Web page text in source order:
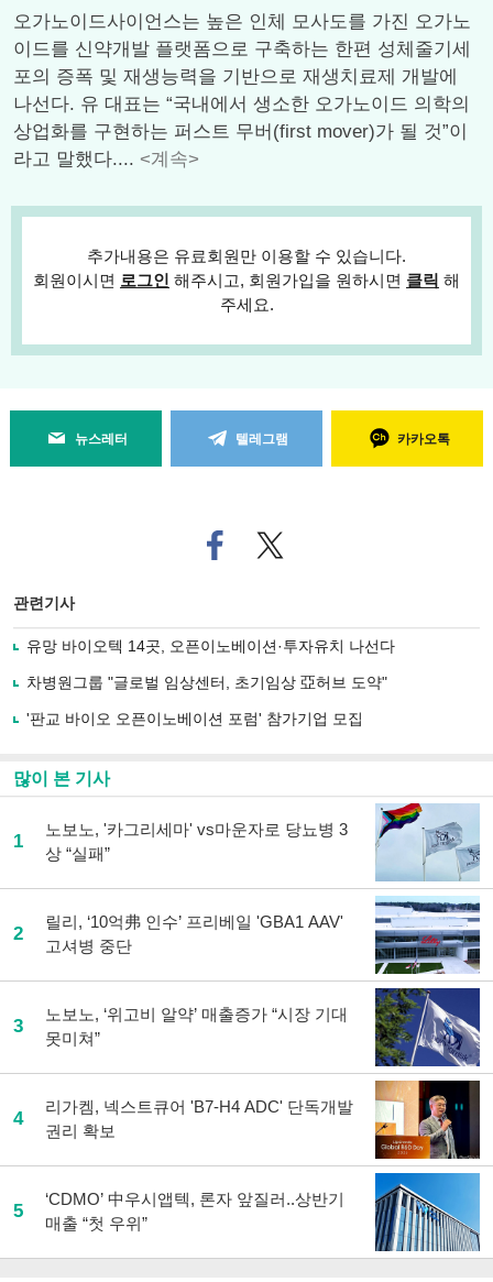
오가노이드사이언스는 높은 인체 모사도를 가진 오가노
이드를 신약개발 플랫폼으로 구축하는 한편 성체줄기세
포의 증폭 및 재생능력을 기반으로 재생치료제 개발에
나선다. 유 대표는 “국내에서 생소한 오가노이드 의학의
상업화를 구현하는 퍼스트 무버(first mover)가 될 것”이
라고 말했다.... <계속>
추가내용은 유료회원만 이용할 수 있습니다.
회원이시면 로그인 해주시고, 회원가입을 원하시면 클릭 해
주세요.
뉴스레터 텔레그램 카카오톡
페
이
로
기
사
유
트위
터로
관련기사
유망 바이오텍 14곳, 오픈이노베이션·투자유치 나선다
차병원그룹 "글로벌 임상센터, 초기임상 亞허브 도약"
'판교 바이오 오픈이노베이션 포럼' 참가기업 모집
많이 본 기사
1
노보노, '카그리세마' vs마운자로 당뇨병 3
상 “실패”
2
릴리, ‘10억弗 인수’ 프리베일 'GBA1 AAV'
고셔병 중단
3
노보노, ‘위고비 알약’ 매출증가 “시장 기대
못미쳐”
4
리가켐, 넥스트큐어 'B7-H4 ADC' 단독개발
권리 확보
5
‘CDMO’ 中우시앱텍, 론자 앞질러..상반기
매출 “첫 우위”